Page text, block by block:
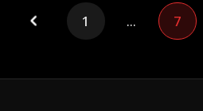
hesaplaşmak ve
pusuda
yüzleşmek için
1 ... 7